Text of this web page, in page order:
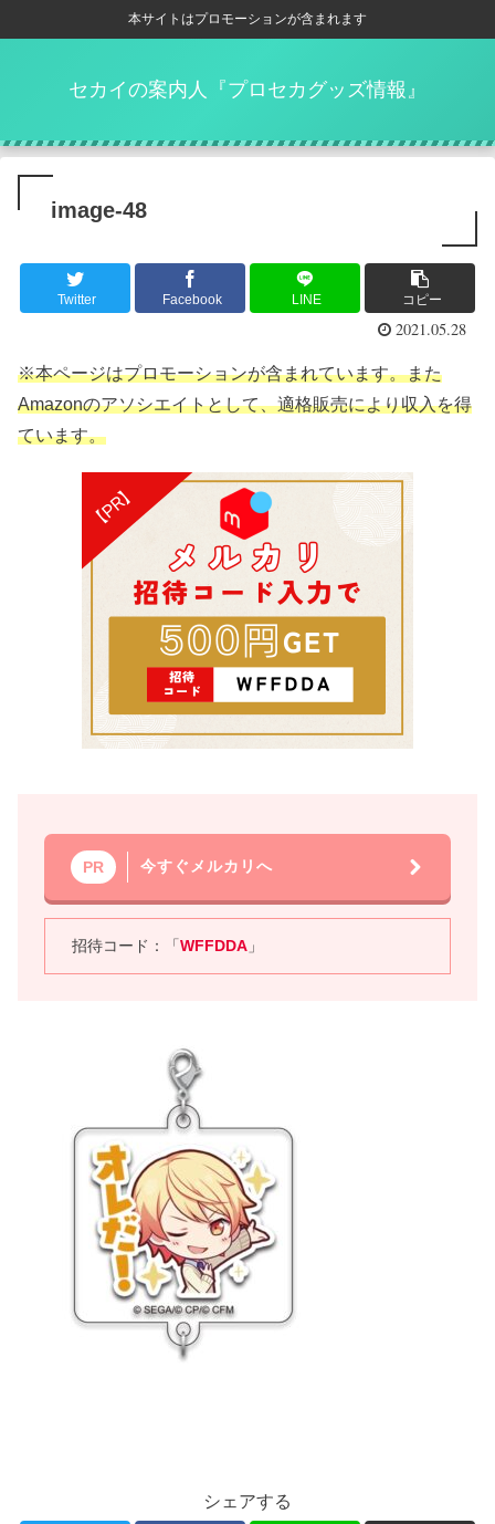
本サイトはプロモーションが含まれます
セカイの案内人『プロセカグッズ情報』
image-48
Twitter Facebook LINE コピー
2021.05.28
※本ページはプロモーションが含まれています。また
Amazonのアソシエイトとして、適格販売により収入を得
ています。
PR 今すぐメルカリへ
招待コード：「WFFDDA 」
シェアする